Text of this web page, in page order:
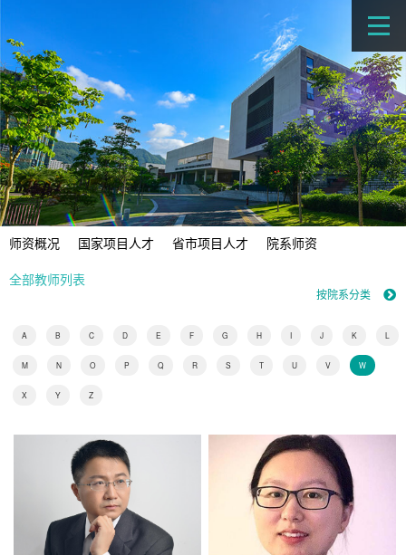
师资概况 国家项目人才 省市项目人才 院系师资
全部教师列表
按院系分类
A B C D E F G H I J K L
M N O P Q R S T U V W
X Y Z